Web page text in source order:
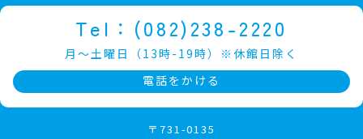
Tel：(082)238-2220
月～土曜日（13時-19時）※休館日除く
電話をかける
〒731-0135